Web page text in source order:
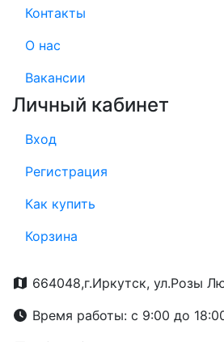
Контакты
О нас
Вакансии
Личный кабинет
Вход
Регистрация
Как купить
Корзина
664048,г.Иркутск, ул.Розы
Время работы: с 9:00 до